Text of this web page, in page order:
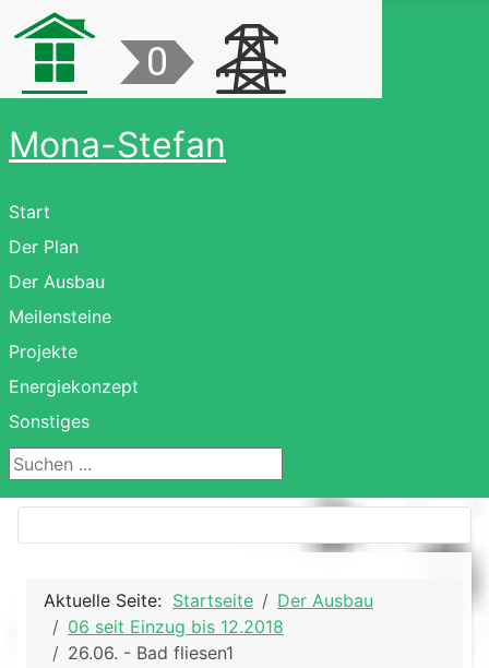
Mona-Stefan
Start
Der Plan
Der Ausbau
Meilensteine
Projekte
Energiekonzept
Sonstiges
Suchen ...
Aktuelle Seite: Startseite
Der Ausbau
06 seit Einzug bis 12.2018
26.06. - Bad fliesen1